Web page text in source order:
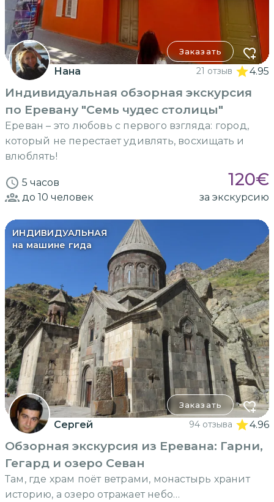
Заказать
Нана 21 отзыв 4.95
Индивидуальная обзорная экскурсия
по Еревану "Семь чудес столицы"
Ереван – это любовь с первого взгляда: город,
который не перестает удивлять, восхищать и
влюблять!
5 часов 120€
до 10 человек за экскурсию
ИНДИВИДУАЛЬНАЯ
на машине гида
Заказать
Сергей 94 отзыва 4.96
Обзорная экскурсия из Еревана: Гарни,
Гегард и озеро Севан
Там, где храм поёт ветрами, монастырь хранит
историю, а озеро отражает небо…